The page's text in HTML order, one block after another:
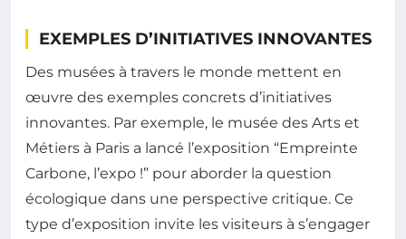
EXEMPLES D’INITIATIVES INNOVANTES
Des musées à travers le monde mettent en
œuvre des exemples concrets d’initiatives
innovantes. Par exemple, le musée des Arts et
Métiers à Paris a lancé l’exposition “Empreinte
Carbone, l’expo !” pour aborder la question
écologique dans une perspective critique. Ce
type d’exposition invite les visiteurs à s’engager